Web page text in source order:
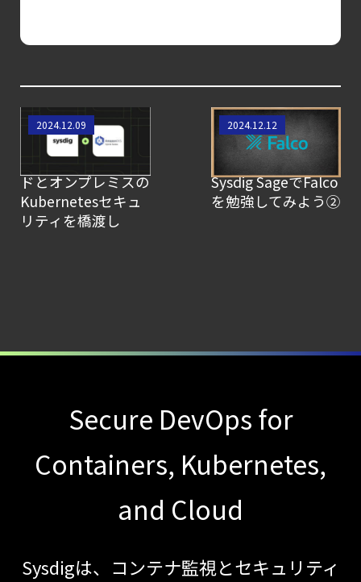
コンテナの統合セキュリティ強化
第4回： Sysdig・
Illumio連携における自動隔離検証
―
検知イベント取り扱いの課題と解消策
コンテナセキュリティとは？
ブログを更新しました
AIワークロードのコンテナセキュリティ
｜LLM・
GPU環境を守る新しい視点
セキュリティブリーフィング：
Amazon EKSハイブ
リッドノードのセ
キュリティ: クラウ
ドとオンプレミスの
Kubernetesセキュ
リティを橋渡し
2024.12.09
【SCSK技術者によ
るブログ】~Falco
初学者に送る~
Sysdig SageでFalco
を勉強してみよう②
2024.12.12
Secure DevOps for
Containers, Kubernetes,
and Cloud
Sysdigは、コンテナ監視とセキュリティ